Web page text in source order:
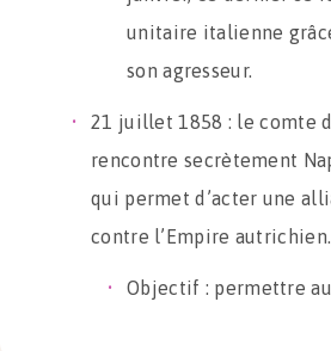
unitaire italienne
son agresseur.
21 juillet 1858 : le comte
rencontre secrètement
qui permet d’acter une
contre l’Empire autrichien.
Objectif : permettre